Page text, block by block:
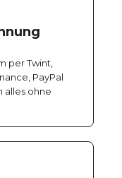
per Twint,
PayPal
alles ohne